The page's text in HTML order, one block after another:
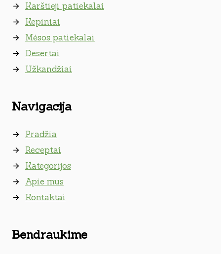
Karštieji patiekalai
Kepiniai
Mėsos patiekalai
Desertai
Užkandžiai
Navigacija
Pradžia
Receptai
Kategorijos
Apie mus
Kontaktai
Bendraukime